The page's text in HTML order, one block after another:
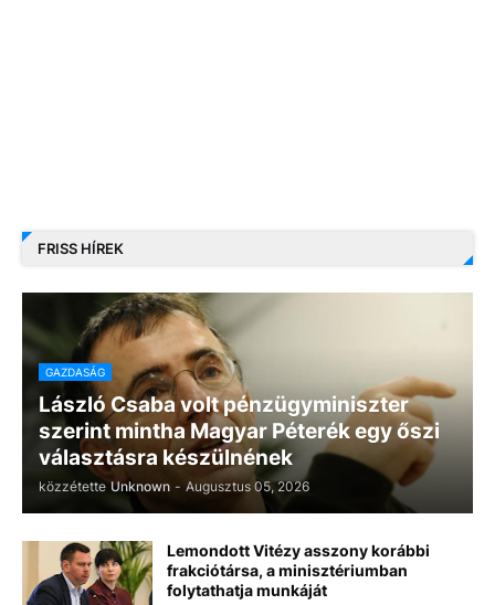
FRISS HÍREK
GAZDASÁG
László Csaba volt pénzügyminiszter
szerint mintha Magyar Péterék egy őszi
választásra készülnének
közzétette Unknown - Augusztus 05, 2026
Lemondott Vitézy asszony korábbi
frakciótársa, a minisztériumban
folytathatja munkáját